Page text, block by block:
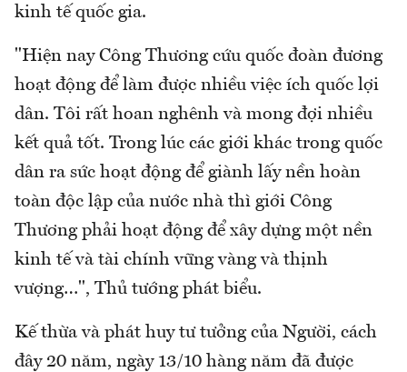
kinh tế quốc gia.
"Hiện nay Công Thương cứu quốc đoàn đương
hoạt động để làm được nhiều việc ích quốc lợi
dân. Tôi rất hoan nghênh và mong đợi nhiều
kết quả tốt. Trong lúc các giới khác trong quốc
dân ra sức hoạt động để giành lấy nền hoàn
toàn độc lập của nước nhà thì giới Công
Thương phải hoạt động để xây dựng một nền
kinh tế và tài chính vững vàng và thịnh
vượng…", Thủ tướng phát biểu.
Kế thừa và phát huy tư tưởng của Người, cách
đây 20 năm, ngày 13/10 hàng năm đã được